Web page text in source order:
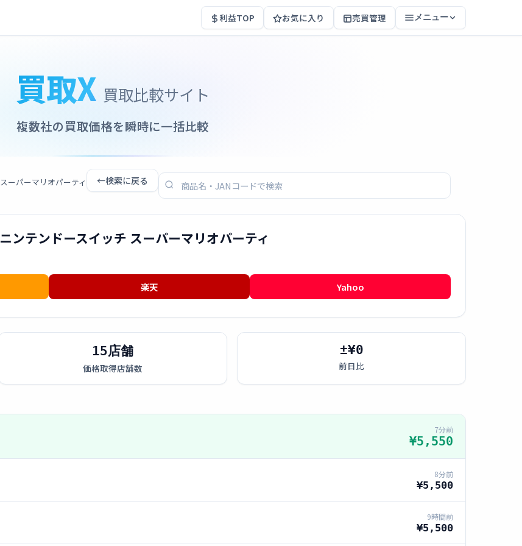
利益TOP お気に入り 売買管理 メニュー
買取X 買取比較サイト
複数社の買取価格を瞬時に一括比較
ーパーマリオパーティ ←検索に戻る
テンドースイッチ スーパーマリオパーティ
楽天 Yahoo
15店舗
価格取得店舗数
±¥0
前日比
7分前
¥5,550
8分前
¥5,500
9時間前
¥5,500